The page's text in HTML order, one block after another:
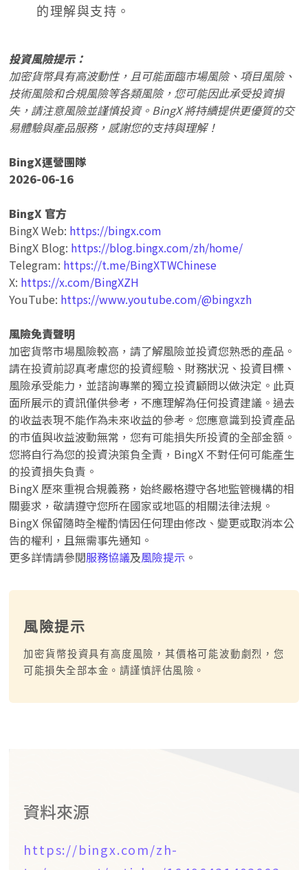
的理解與支持。
投資風險提示：
加密貨幣具有高波動性，且可能面臨市場風險、項目風險、
技術風險和合規風險等各類風險，您可能因此承受投資損
失，請注意風險並謹慎投資。BingX 將持續提供更優質的交
易體驗與產品服務，感謝您的支持與理解！
BingX運營團隊
2026-06-16
BingX 官方
BingX Web: https://bingx.com
BingX Blog: https://blog.bingx.com/zh/home/
Telegram: https://t.me/BingXTWChinese
X: https://x.com/BingXZH
YouTube: https://www.youtube.com/@bingxzh
風險免責聲明
加密貨幣市場風險較高，請了解風險並投資您熟悉的產品。
請在投資前認真考慮您的投資經驗、財務狀況、投資目標、
風險承受能力，並諮詢專業的獨立投資顧問以做決定。此頁
面所展示的資訊僅供參考，不應理解為任何投資建議。過去
的收益表現不能作為未來收益的參考。您應意識到投資產品
的市值與收益波動無常，您有可能損失所投資的全部金額。
您將自行為您的投資決策負全責，BingX 不對任何可能產生
的投資損失負責。
BingX 歷來重視合規義務，始終嚴格遵守各地監管機構的相
關要求，敬請遵守您所在國家或地區的相關法律法規。
BingX 保留隨時全權酌情因任何理由修改、變更或取消本公
告的權利，且無需事先通知。
更多詳情請參閱服務協議及風險提示 。
風險提示
加密貨幣投資具有高度風險，其價格可能波動劇烈，您
可能損失全部本金。請謹慎評估風險。
資料來源
https://bingx.com/zh-